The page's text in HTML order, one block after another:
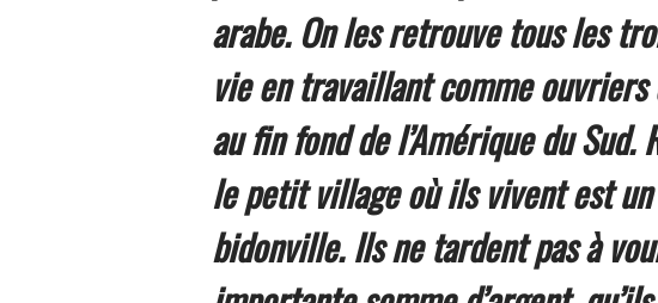
arabe. On les retrouve tous les
vie en travaillant comme
au fin fond de l’Amérique du
le petit village où ils vivent est
bidonville. Ils ne tardent pas à